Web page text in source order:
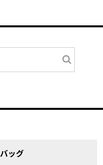
バッグ